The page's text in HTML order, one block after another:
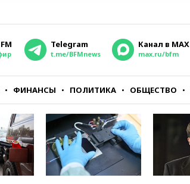
Telegram
t.me/BFMnews
Канал в MAX
max.ru/bfm
ФИНАНСЫ ПОЛИТИКА ОБЩЕСТВО